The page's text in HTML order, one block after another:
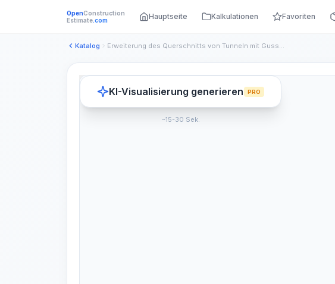
OpenConstruction
Estimate.com Hauptseite Kalkulationen Favoriten
Katalog Erweiterung des Querschnitts von Tunneln mit Gusseisenverkle...
KI-Visualisierung generieren PRO
~15-30 Sek.